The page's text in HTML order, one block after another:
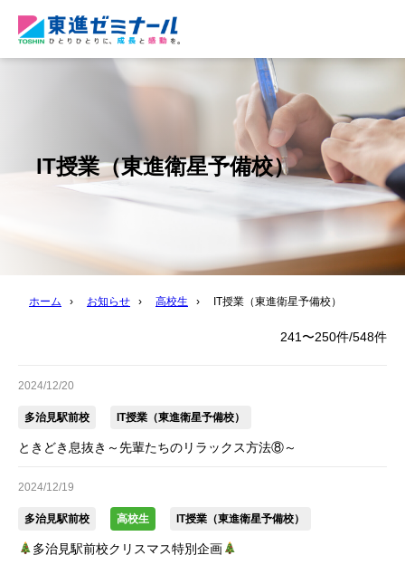
IT授業（東進衛星予備校）
ホーム › お知らせ › 高校生 › IT授業（東進衛星予備校）
241〜250件/548件
2024/12/20
多治見駅前校 IT授業（東進衛星予備校）
ときどき息抜き～先輩たちのリラックス方法⑧～
2024/12/19
多治見駅前校 高校生 IT授業（東進衛星予備校）
多治見駅前校クリスマス特別企画